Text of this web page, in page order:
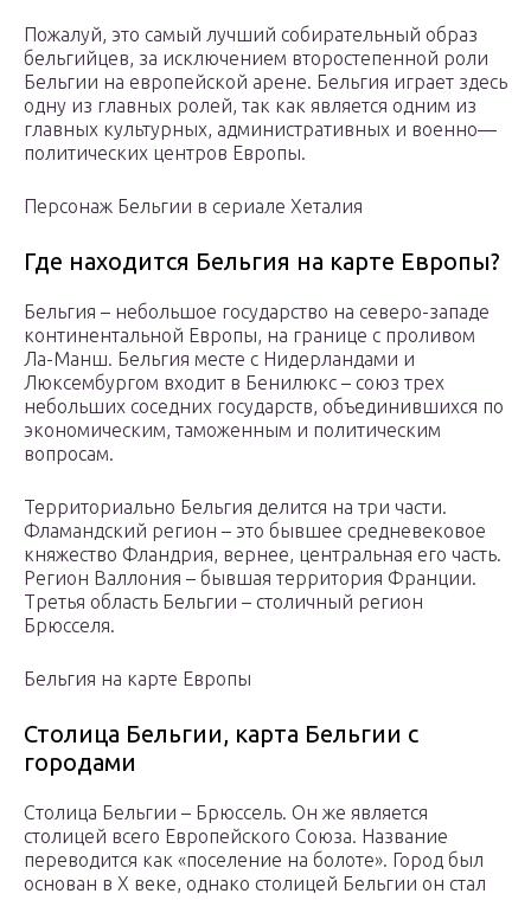
Пожалуй, это самый лучший собирательный образ
бельгийцев, за исключением второстепенной роли
Бельгии на европейской арене. Бельгия играет здесь
одну из главных ролей, так как является одним из
главных культурных, административных и военно—
политических центров Европы.
Персонаж Бельгии в сериале Хеталия
Где находится Бельгия на карте Европы?
Бельгия – небольшое государство на северо-западе
континентальной Европы, на границе с проливом
Ла-Манш. Бельгия месте с Нидерландами и
Люксембургом входит в Бенилюкс – союз трех
небольших соседних государств, объединившихся по
экономическим, таможенным и политическим
вопросам.
Территориально Бельгия делится на три части.
Фламандский регион – это бывшее средневековое
княжество Фландрия, вернее, центральная его часть.
Регион Валлония – бывшая территория Франции.
Третья область Бельгии – столичный регион
Брюсселя.
Бельгия на карте Европы
Столица Бельгии, карта Бельгии с
городами
Столица Бельгии – Брюссель. Он же является
столицей всего Европейского Союза. Название
переводится как «поселение на болоте». Город был
основан в X веке, однако столицей Бельгии он стал